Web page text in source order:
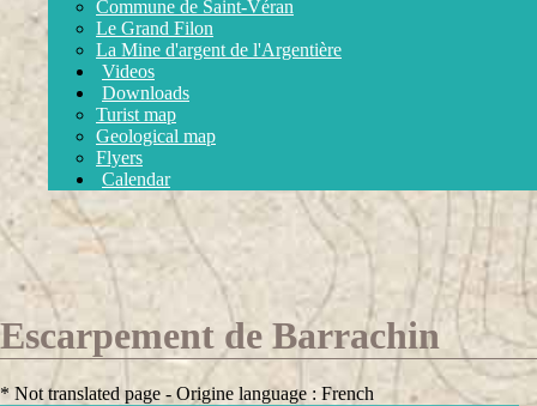
Commune de Saint-Véran
Le Grand Filon
La Mine d'argent de l'Argentière
Videos
Downloads
Turist map
Geological map
Flyers
Calendar
Escarpement de Barrachin
* Not translated page - Origine language : French